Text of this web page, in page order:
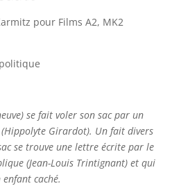
pour Films A2, MK2
se fait voler son sac par un
Girardot). Un fait divers
se trouve une lettre écrite par le
(Jean-Louis Trintignant) et qui
enfant caché.